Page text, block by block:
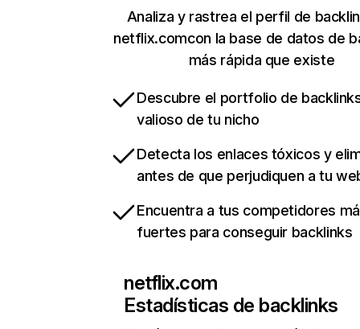
Analiza y rastrea el perfil de
netflix.comcon la base de datos de
más rápida que existe
Descubre el portfolio de
valioso de tu nicho
Detecta los enlaces tóxicos y
antes de que perjudiquen a tu
Encuentra a tus competidores
fuertes para conseguir backlinks
netflix.com
Estadísticas de backlinks